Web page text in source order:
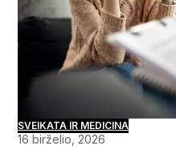
SVEIKATA IR MEDICINA
16 birželio, 2026